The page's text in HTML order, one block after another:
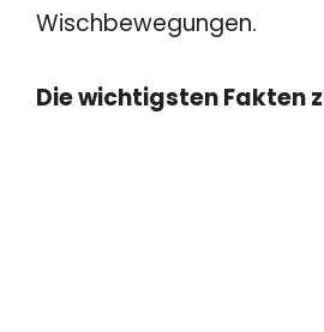
Wischbewegungen.
Die wichtigsten Fakten